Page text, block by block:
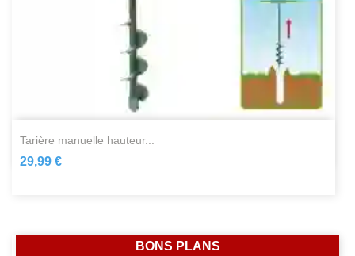
tarière manuelle hauteur...
29,99 €
BONS PLANS